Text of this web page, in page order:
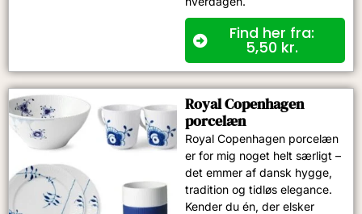
Find her fra:
5,50 kr.
Royal Copenhagen
porcelæn
Royal Copenhagen porcelæn
er for mig noget helt særligt –
det emmer af dansk hygge,
tradition og tidløs elegance.
Kender du én, der elsker